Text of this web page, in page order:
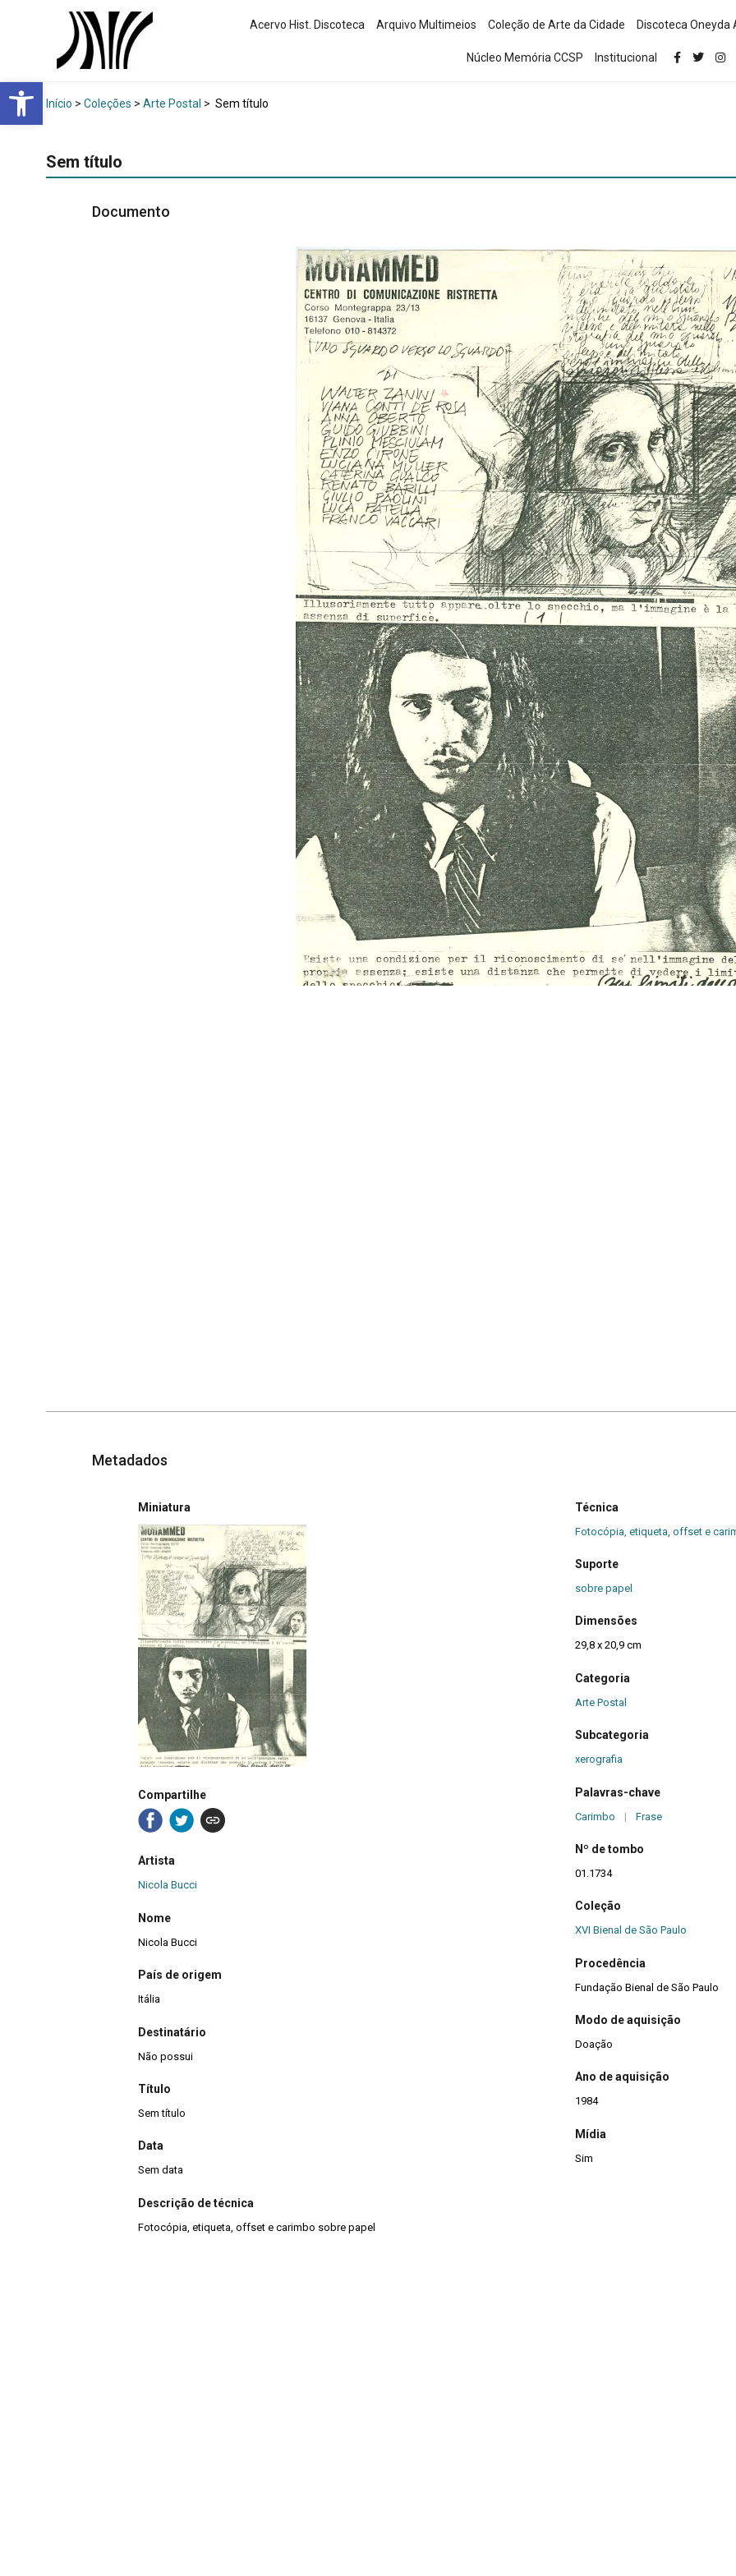
Abrir a barra de ferramentas
Acervo Hist. Discoteca Arquivo Multimeios Coleção de Arte da Cidade Discoteca Oneyda
Núcleo Memória CCSP Institucional
Início > Coleções > Arte Postal > Sem título
Sem título
Documento
Metadados
Miniatura
Compartilhe
Artista
Nicola Bucci
Nome
Nicola Bucci
País de origem
Itália
Destinatário
Não possui
Título
Sem título
Data
Sem data
Descrição de técnica
Fotocópia, etiqueta, offset e carimbo sobre papel
Técnica
Fotocópia, etiqueta, offset e
Suporte
sobre papel
Dimensões
29,8 x 20,9 cm
Categoria
Arte Postal
Subcategoria
xerografia
Palavras-chave
Carimbo | Frase
Nº de tombo
01.1734
Coleção
XVI Bienal de São Paulo
Procedência
Fundação Bienal de São Paulo
Modo de aquisição
Doação
Ano de aquisição
1984
Mídia
Sim